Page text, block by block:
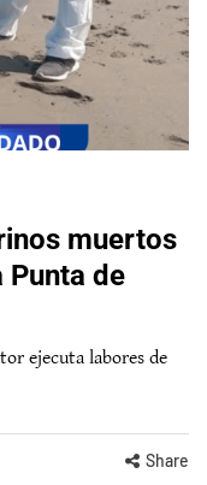
muertos
Punta de
ejecuta labores de
Share